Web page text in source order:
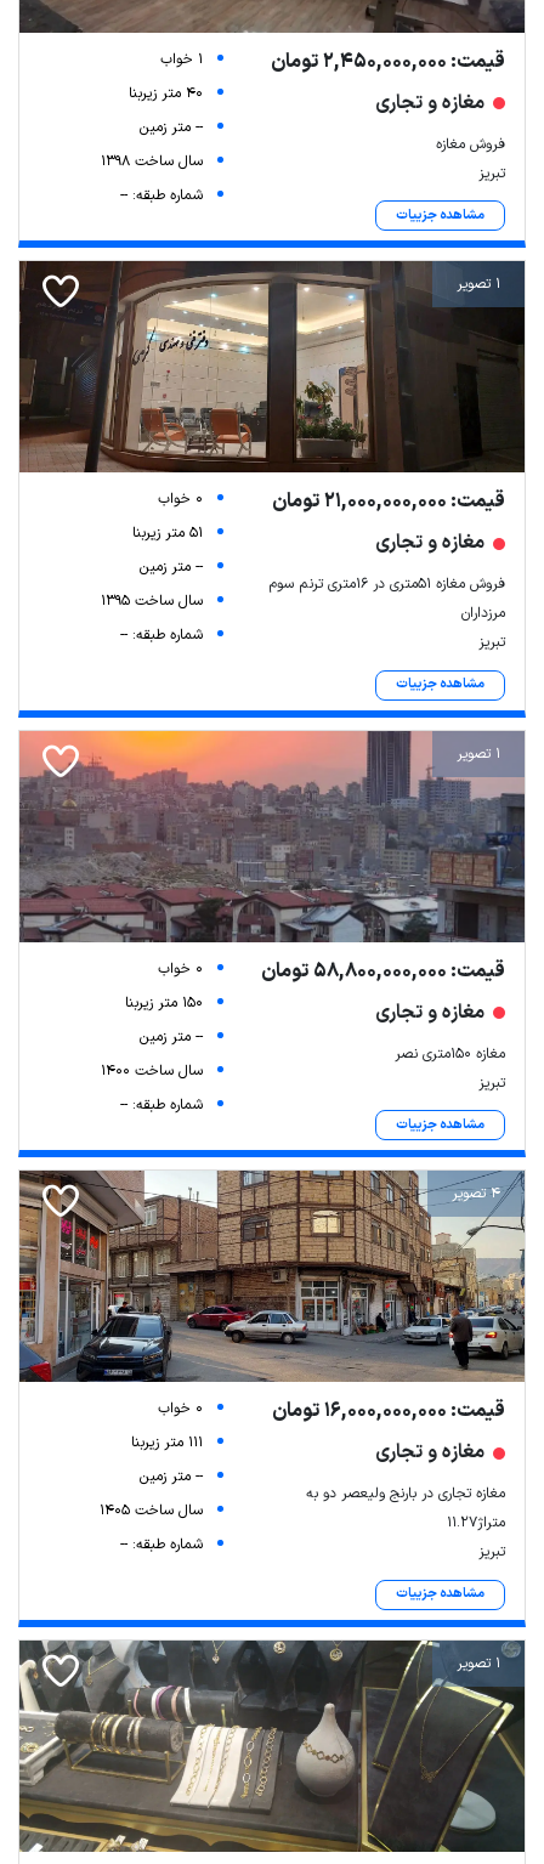
قیمت: 2,450,000,000 تومان
مغازه و تجاری
فروش مغازه
تبریز
مشاهده جزییات
1 خواب
40 متر زیربنا
-- متر زمین
سال ساخت 1398
شماره طبقه: --
1 تصویر
قیمت: 21,000,000,000 تومان
مغازه و تجاری
فروش مغازه ۵۱متری در ۱۶متری ترنم سوم
مرزداران
تبریز
مشاهده جزییات
0 خواب
51 متر زیربنا
-- متر زمین
سال ساخت 1395
شماره طبقه: --
1 تصویر
قیمت: 58,800,000,000 تومان
مغازه و تجاری
مغازه ۱۵۰متری نصر
تبریز
مشاهده جزییات
0 خواب
150 متر زیربنا
-- متر زمین
سال ساخت 1400
شماره طبقه: --
4 تصویر
قیمت: 16,000,000,000 تومان
مغازه و تجاری
مغازه تجاری در بارنج ولیعصر دو به
متراژ۱۱.۲۷
تبریز
مشاهده جزییات
0 خواب
111 متر زیربنا
-- متر زمین
سال ساخت 1405
شماره طبقه: --
1 تصویر